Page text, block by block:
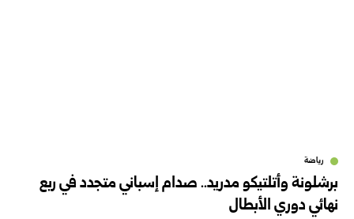
رياضة
برشلونة وأتلتيكو مدريد.. صدام إسباني متجدد في ربع
نهائي دوري الأبطال